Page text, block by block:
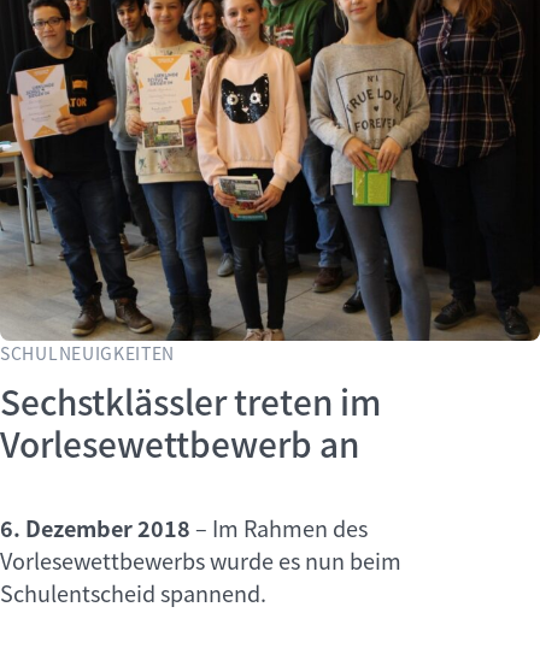
Sechstklässler treten im
Vorlesewettbewerb an
SCHULNEUIGKEITEN
6. Dezember 2018– Im Rahmen des
Vorlesewettbewerbs wurde es nun beim
Schulentscheid spannend.